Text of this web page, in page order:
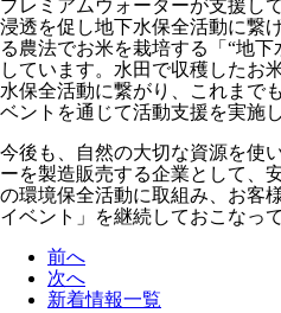
プレミアムウォーターが支援し
浸透を促し地下水保全活動に繋
る農法でお米を栽培する「“地
しています。水田で収穫したお
水保全活動に繋がり、これまで
ベントを通じて活動支援を実施
今後も、自然の大切な資源を使
ーを製造販売する企業として、
の環境保全活動に取組み、お客
イベント」を継続しておこなっ
前へ
次へ
新着情報一覧